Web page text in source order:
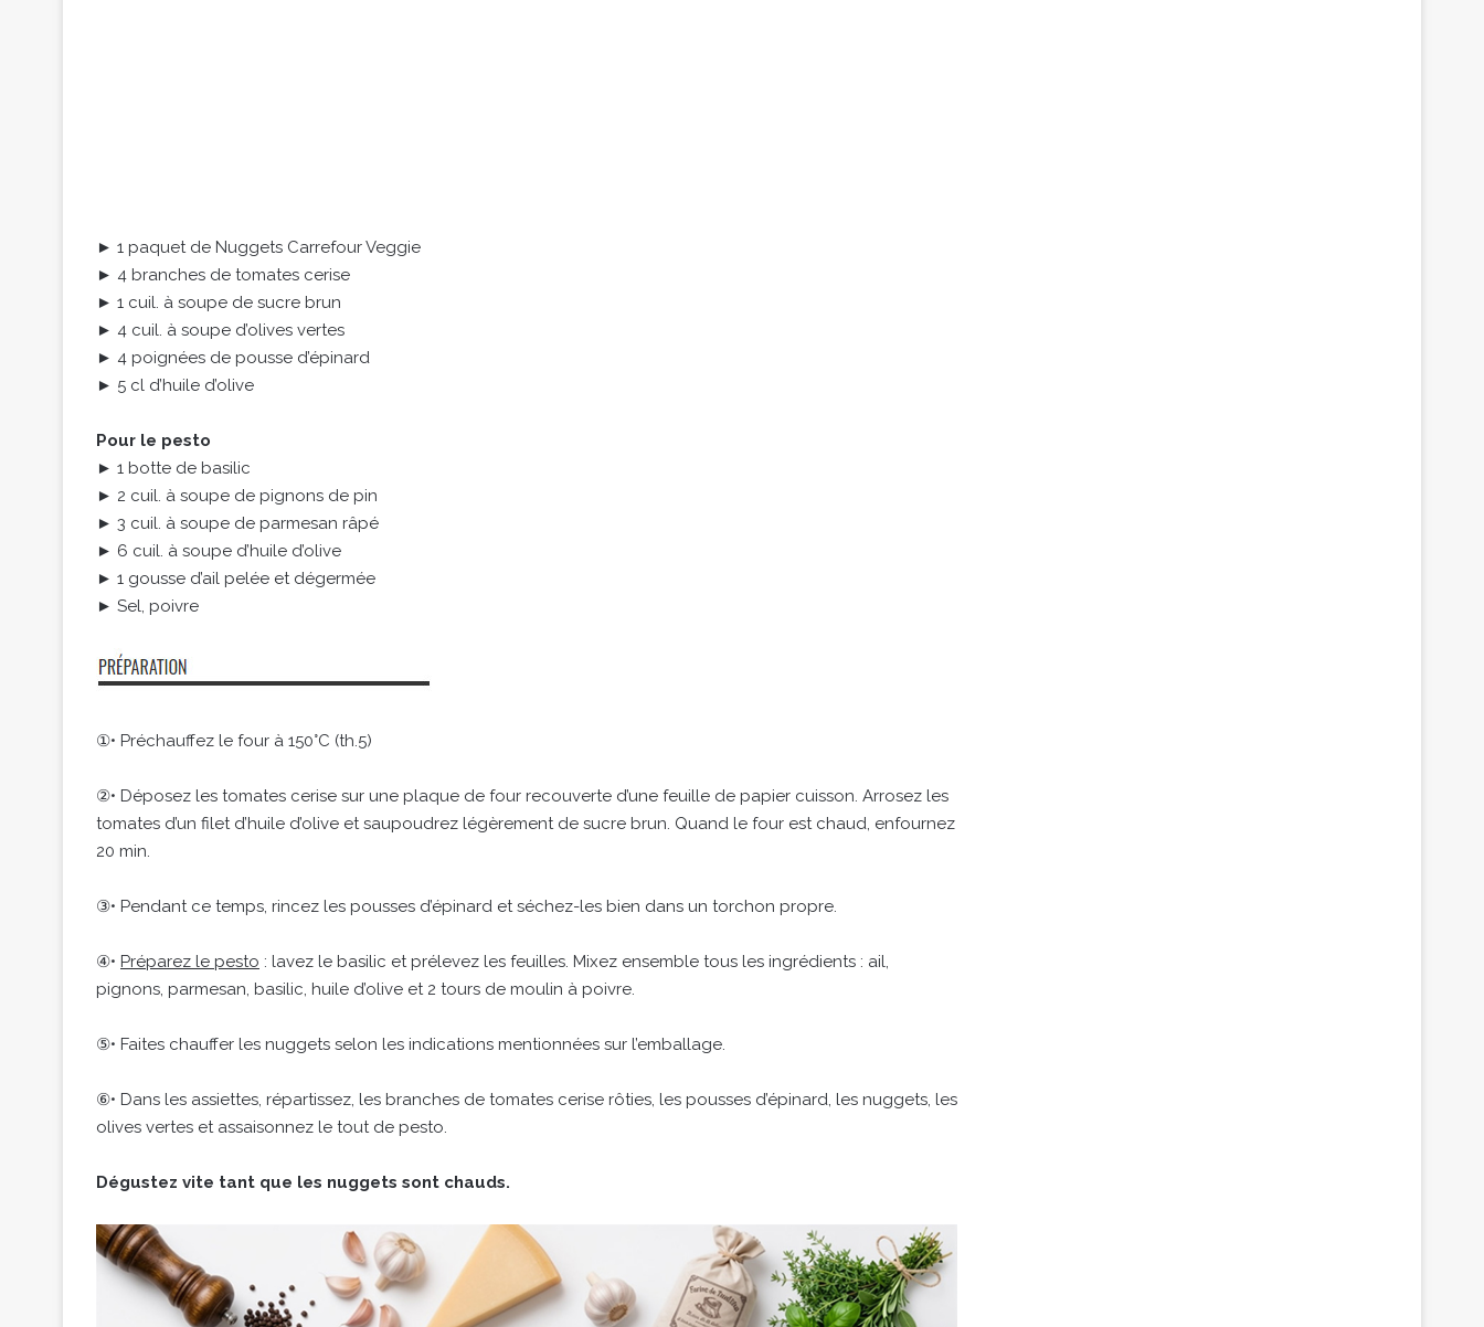
► 1 paquet de Nuggets Carrefour Veggie
► 4 branches de tomates cerise
► 1 cuil. à soupe de sucre brun
► 4 cuil. à soupe d’olives vertes
► 4 poignées de pousse d’épinard
► 5 cl d’huile d’olive
Pour le pesto
► 1 botte de basilic
► 2 cuil. à soupe de pignons de pin
► 3 cuil. à soupe de parmesan râpé
► 6 cuil. à soupe d’huile d’olive
► 1 gousse d’ail pelée et dégermée
► Sel, poivre
①• Préchauffez le four à 150°C (th.5)
②• Déposez les tomates cerise sur une plaque de four recouverte d’une feuille de papier cuisson. Arrosez les
tomates d’un filet d’huile d’olive et saupoudrez légèrement de sucre brun. Quand le four est chaud, enfournez
20 min.
③• Pendant ce temps, rincez les pousses d’épinard et séchez-les bien dans un torchon propre.
④• Préparez le pesto : lavez le basilic et prélevez les feuilles. Mixez ensemble tous les ingrédients : ail,
pignons, parmesan, basilic, huile d’olive et 2 tours de moulin à poivre.
⑤• Faites chauffer les nuggets selon les indications mentionnées sur l’emballage.
⑥• Dans les assiettes, répartissez, les branches de tomates cerise rôties, les pousses d’épinard, les nuggets, les
olives vertes et assaisonnez le tout de pesto.
Dégustez vite tant que les nuggets sont chauds.